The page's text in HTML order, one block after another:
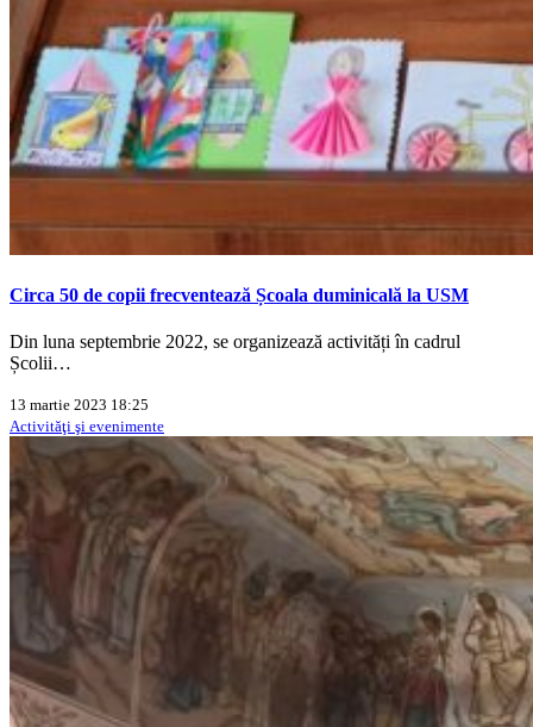
Circa 50 de copii frecventează Școala duminicală la USM
Din luna septembrie 2022, se organizează activități în cadrul
Școlii…
13 martie 2023 18:25
Activităţi şi evenimente